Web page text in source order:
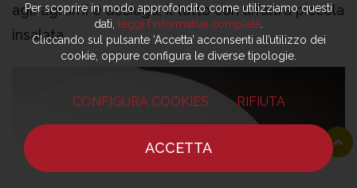
agli agrumi e acciuga; il tutto con un’altra piccola
insalata.
Per scoprire in modo approfondito come utilizziamo questi
dati,
leggi l’informativa completa
Cliccando sul pulsante ‘Accetta’ acconsenti all’utilizzo dei
cookie, oppure configura le diverse tipologie.
CONFIGURA COOKIES RIFIUTA
ACCETTA